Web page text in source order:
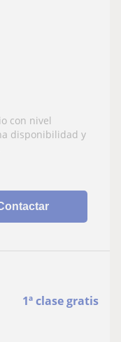
con nivel
disponibilidad y
1ª clase gratis